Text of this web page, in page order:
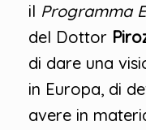
il Programma
del Dottor
di dare una
in Europa, di
avere in